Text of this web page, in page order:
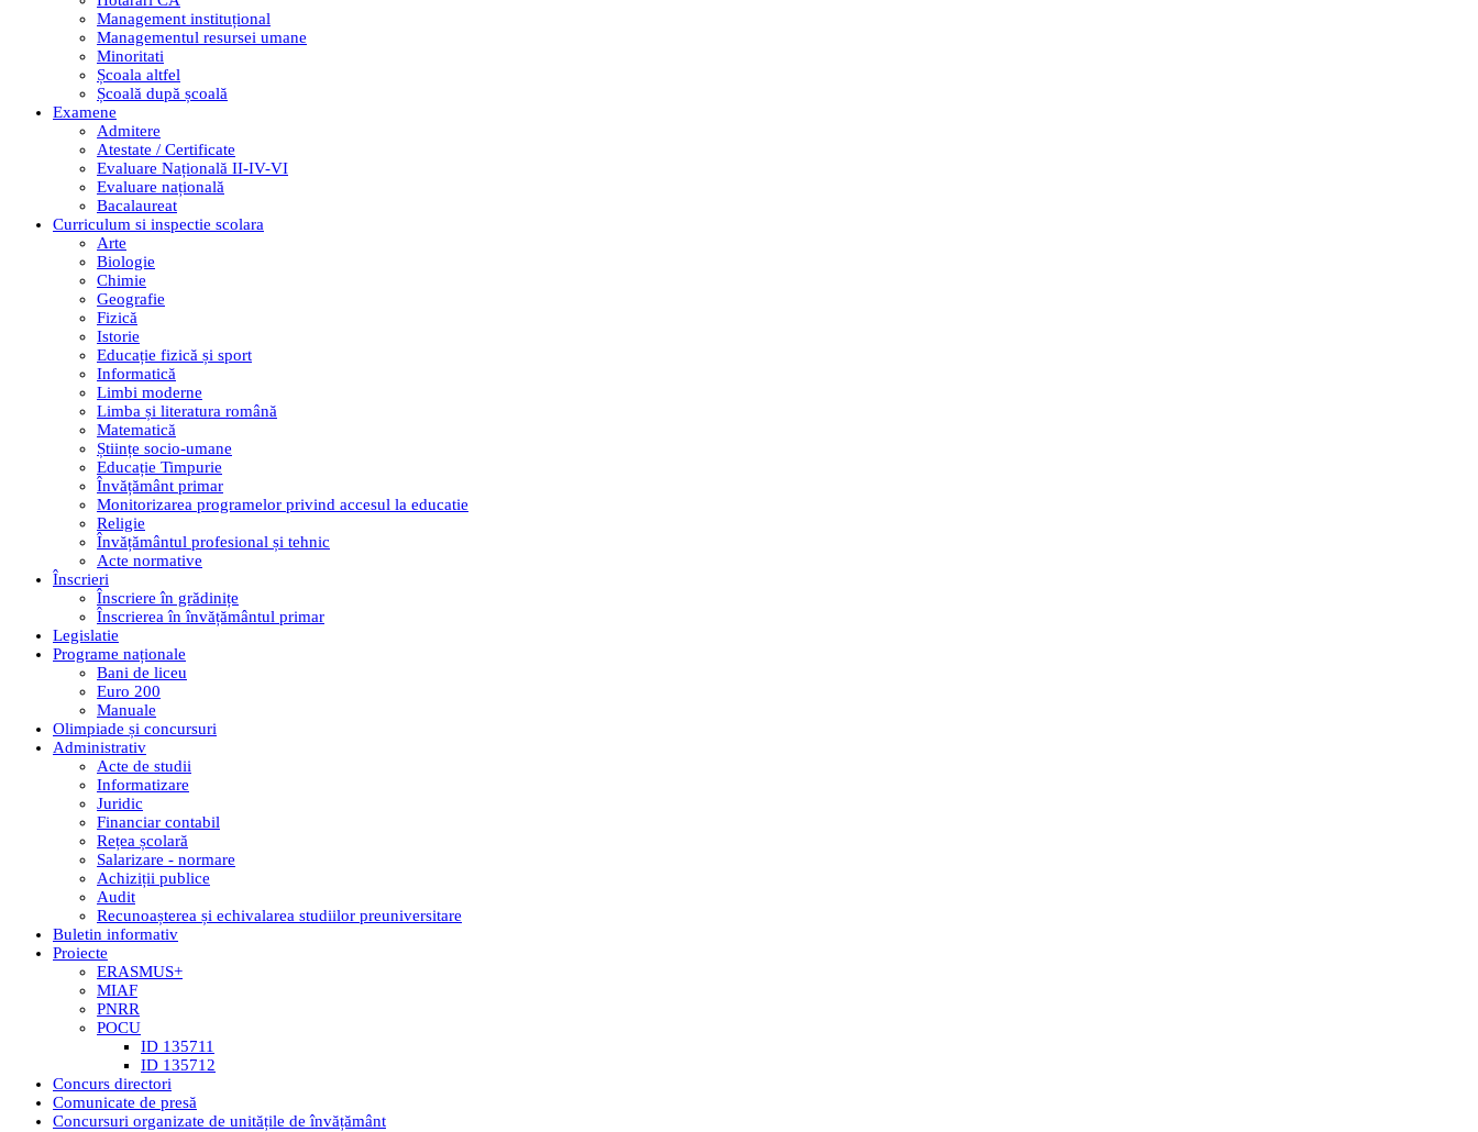
Management instituțional
Managementul resursei umane
Minoritati
Școala altfel
Școală după școală
Examene
Admitere
Atestate / Certificate
Evaluare Națională II-IV-VI
Evaluare națională
Bacalaureat
Curriculum si inspectie scolara
Arte
Biologie
Chimie
Geografie
Fizică
Istorie
Educație fizică și sport
Informatică
Limbi moderne
Limba și literatura română
Matematică
Științe socio-umane
Educație Timpurie
Învățământ primar
Monitorizarea programelor privind accesul la educatie
Religie
Învățământul profesional și tehnic
Acte normative
Înscrieri
Înscriere în grădinițe
Înscrierea în învățământul primar
Legislatie
Programe naționale
Bani de liceu
Euro 200
Manuale
Olimpiade și concursuri
Administrativ
Acte de studii
Informatizare
Juridic
Financiar contabil
Rețea școlară
Salarizare - normare
Achiziții publice
Audit
Recunoașterea și echivalarea studiilor preuniversitare
Buletin informativ
Proiecte
ERASMUS+
MIAF
PNRR
POCU
ID 135711
ID 135712
Concurs directori
Comunicate de presă
Concursuri organizate de unitățile de învățământ